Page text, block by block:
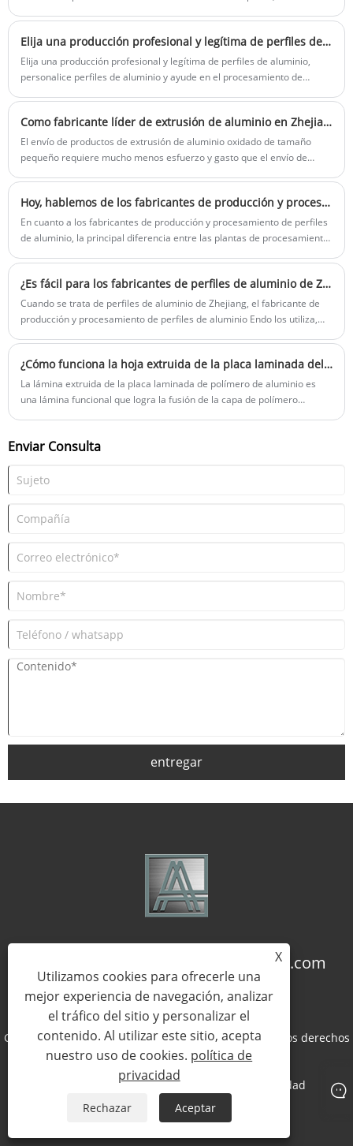
efectivamente el calor de las luces LED, extender la vida útil de las
luces LED y mejorar el estabilidad y confiabilidad de los productos.
Elija una producción profesional y legítima de perfiles de aluminio, personalice perfiles de aluminio y ayude en el procesamiento de perfiles de aluminio publicitarios.
Elija una producción profesional y legítima de perfiles de aluminio,
personalice perfiles de aluminio y ayude en el procesamiento de
Como fabricante líder de extrusión de aluminio en Zhejiang, nos esforzamos por ofrecer productos de extrusión de la más alta calidad a precios competitivos para satisfacer las necesidades de nuestra diversa base de clientes.
El envío de productos de extrusión de aluminio oxidado de tamaño
pequeño requiere mucho menos esfuerzo y gasto que el envío de
Hoy, hablemos de los fabricantes de producción y procesamiento de perfiles de aluminio no convencionales.
En cuanto a los fabricantes de producción y procesamiento de perfiles
de aluminio, la principal diferencia entre las plantas de procesamiento
especial".
¿Es fácil para los fabricantes de perfiles de aluminio de Zhejiang comprar perfiles de aluminio?
Cuando se trata de perfiles de aluminio de Zhejiang, el fabricante de
producción y procesamiento de perfiles de aluminio Endo los utiliza,
¿Cómo funciona la hoja extruida de la placa laminada del polímero de aluminio?
La lámina extruida de la placa laminada de polímero de aluminio es
una lámina funcional que logra la fusión de la capa de polímero
Enviar Consulta
entregar
coco@qj-alu.com
Copyright © 2023 Aluassy Aluminium Co., Ltd. Todos los derechos
reservados.
Sitemap RSS XML política de privacidad
X
Utilizamos cookies para ofrecerle una
mejor experiencia de navegación, analizar
el tráfico del sitio y personalizar el
contenido. Al utilizar este sitio, acepta
nuestro uso de cookies. política de
privacidad
Rechazar Aceptar